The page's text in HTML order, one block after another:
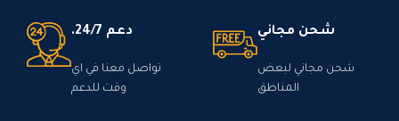
شحن مجاني
شحن مجاني لبعض
المناطق
دعم 24/7.
تواصل معنا في اي
وقت للدعم